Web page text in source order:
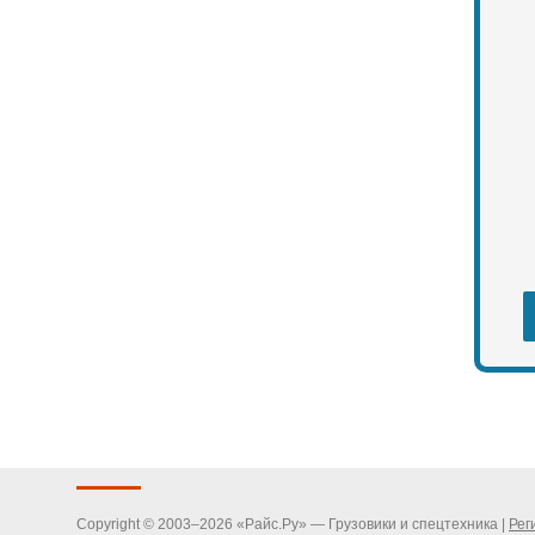
Copyright © 2003–2026 «Райс.Ру» — Грузовики и спецтехника |